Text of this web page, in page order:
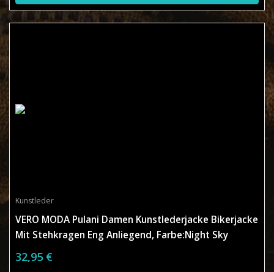
Kunstleder
VERO MODA Pulani Damen Kunstlederjacke Bikerjacke
Mit Stehkragen Eng Anliegend, Farbe:Night Sky
32,95 €